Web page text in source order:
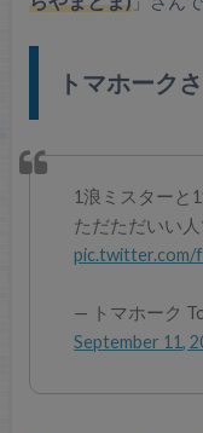
トマホーク
1浪ミスターと
ただただいい
pic.twitter.com/
— トマホーク
September 11,